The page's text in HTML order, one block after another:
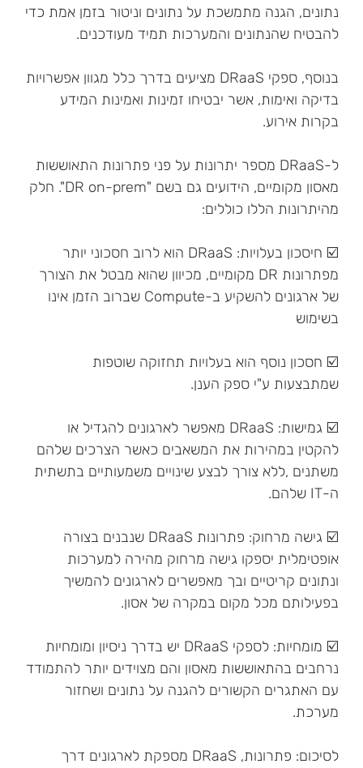
נתונים, הגנה מתמשכת על נתונים וניטור בזמן אמת כדי
להבטיח שהנתונים והמערכות תמיד מעודכנים.
בנוסף, ספקי DRaaS מציעים בדרך כלל מגוון אפשרויות
בדיקה ואימות, אשר יבטיחו זמינות ואמינות המידע
בקרות אירוע.
ל-DRaaS מספר יתרונות על פני פתרונות התאוששות
מאסון מקומיים, הידועים גם בשם "DR on-prem". חלק
מהיתרונות הללו כוללים:
☑️ חיסכון בעלויות: DRaaS הוא לרוב חסכוני יותר
מפתרונות DR מקומיים, מכיוון שהוא מבטל את הצורך
של ארגונים להשקיע ב-Compute שברוב הזמן אינו
בשימוש
☑️ חסכון נוסף הוא בעלויות תחזוקה שוטפות
שמתבצעות ע"י ספק הענן.
☑️ גמישות: DRaaS מאפשר לארגונים להגדיל או
להקטין במהירות את המשאבים כאשר הצרכים שלהם
משתנים ,ללא צורך לבצע שינויים משמעותיים בתשתית
ה-IT שלהם.
☑️ גישה מרחוק: פתרונות DRaaS שנבנים בצורה
אופטימלית יספקו גישה מרחוק מהירה למערכות
ונתונים קריטיים ובך מאפשרים לארגונים להמשיך
בפעילותם מכל מקום במקרה של אסון.
☑️ מומחיות: לספקי DRaaS יש בדרך ניסיון ומומחיות
נרחבים בהתאוששות מאסון והם מצוידים יותר להתמודד
עם האתגרים הקשורים להגנה על נתונים ושחזור
מערכת.
לסיכום: פתרונות, DRaaS מספקת לארגונים דרך